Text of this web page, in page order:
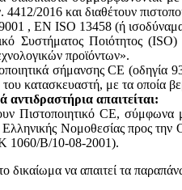
2016 και διαθέτουν
9001 , ΕΝ ISO 13458 (ή
Συστήματος Ποιότητος
προϊόντων».
σήμανσης CE (οδηγία
κατασκευαστή, με τα οποία
απαιτείται:
Πιστοποιητικό CE,
Νομοθεσίας προς
1060/Β/10-08-2001).
δικαίωμα να απαιτεί τα